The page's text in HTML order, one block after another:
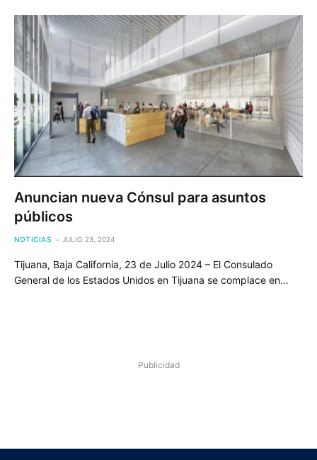
Anuncian nueva Cónsul para asuntos
públicos
NOTICIAS JULIO 23, 2024
Tijuana, Baja California, 23 de Julio 2024 – El Consulado
General de los Estados Unidos en Tijuana se complace en…
Publicidad